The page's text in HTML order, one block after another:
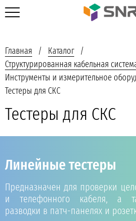
Главная
Каталог
Структурированная кабельная
Инструменты и измерительное
Тестеры для СКС
Тестеры для СКС
Линейные тестеры
Предназначен для проверки
и телефонного кабеля, а
разводки в патч-панелях и